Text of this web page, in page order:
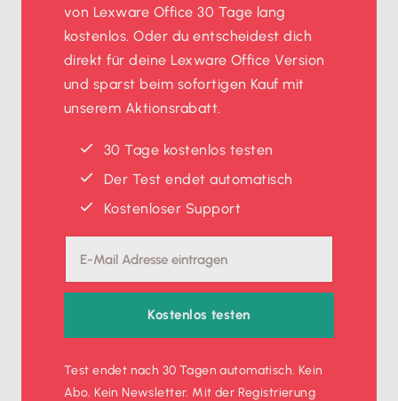
von Lexware Office 30 Tage lang
kostenlos. Oder du entscheidest dich
direkt für deine Lexware Office Version
und sparst beim sofortigen Kauf mit
unserem Aktionsrabatt.
30 Tage kostenlos testen
Der Test endet automatisch
Kostenloser Support
Kostenlos testen
Test endet nach 30 Tagen automatisch. Kein
Abo. Kein Newsletter. Mit der Registrierung